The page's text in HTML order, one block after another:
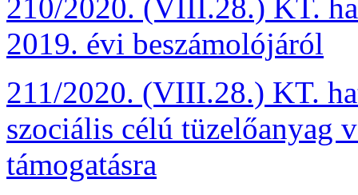
210/2020. (VIII.28.) KT.
2019. évi beszámolójáról
211/2020. (VIII.28.) KT.
szociális célú tüzelőanyag
támogatásra